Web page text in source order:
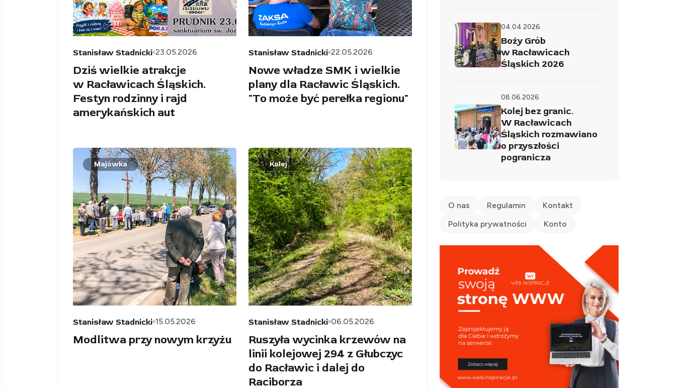
Stanisław Stadnicki 23.05.2026
Dziś wielkie atrakcje
w Racławicach Śląskich.
Festyn rodzinny i rajd
amerykańskich aut
Stanisław Stadnicki 22.05.2026
Nowe władze SMK i wielkie
plany dla Racławic Śląskich.
"To może być perełka regionu"
Majówka
Stanisław Stadnicki 15.05.2026
Modlitwa przy nowym krzyżu
Kolej
Stanisław Stadnicki 06.05.2026
Ruszyła wycinka krzewów na
linii kolejowej 294 z Głubczyc
do Racławic i dalej do
Raciborza
04.04.2026
Boży Grób
w Racławicach
Śląskich 2026
08.06.2026
Kolej bez granic.
W Racławicach
Śląskich rozmawiano
o przyszłości
pogranicza
O nas Regulamin
Kontakt
Polityka prywatności
Konto